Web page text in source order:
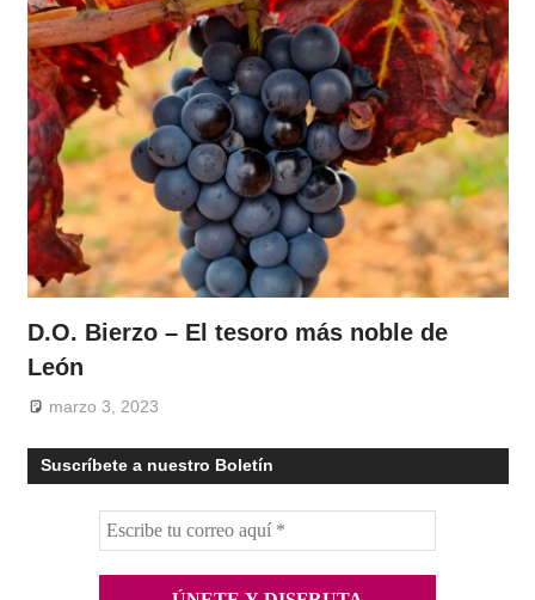
D.O. Bierzo – El tesoro más noble de
León
marzo 3, 2023
Suscríbete a nuestro Boletín